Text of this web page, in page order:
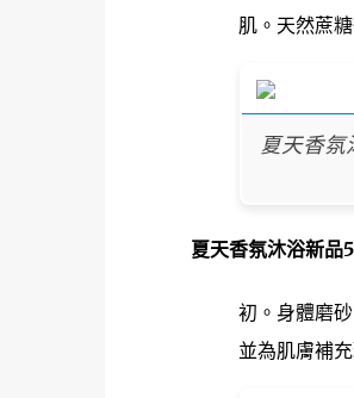
肌。天然蔗
夏天香氛
夏天香氛沐浴新
初。身體磨
並為肌膚補